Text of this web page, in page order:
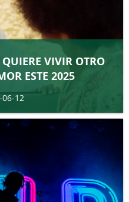
VIVIR OTRO
ESTE 2025
12